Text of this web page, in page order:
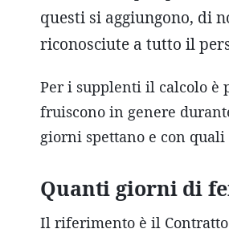
questi si aggiungono, di
riconosciute a tutto il
Per i supplenti il calcolo è
fruiscono in genere
giorni spettano e con quali
Quanti giorni di
Il riferimento è il